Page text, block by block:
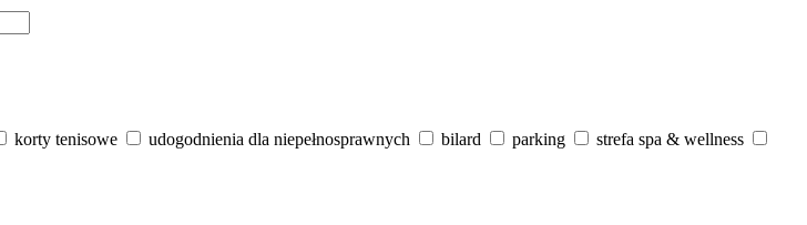
korty tenisowe udogodnienia dla niepełnosprawnych bilard parking
strefa spa & wellness